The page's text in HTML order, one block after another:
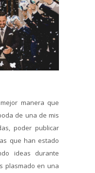
manera que
de una de mis
poder publicar
que han estado
ideas durante
plasmado en una